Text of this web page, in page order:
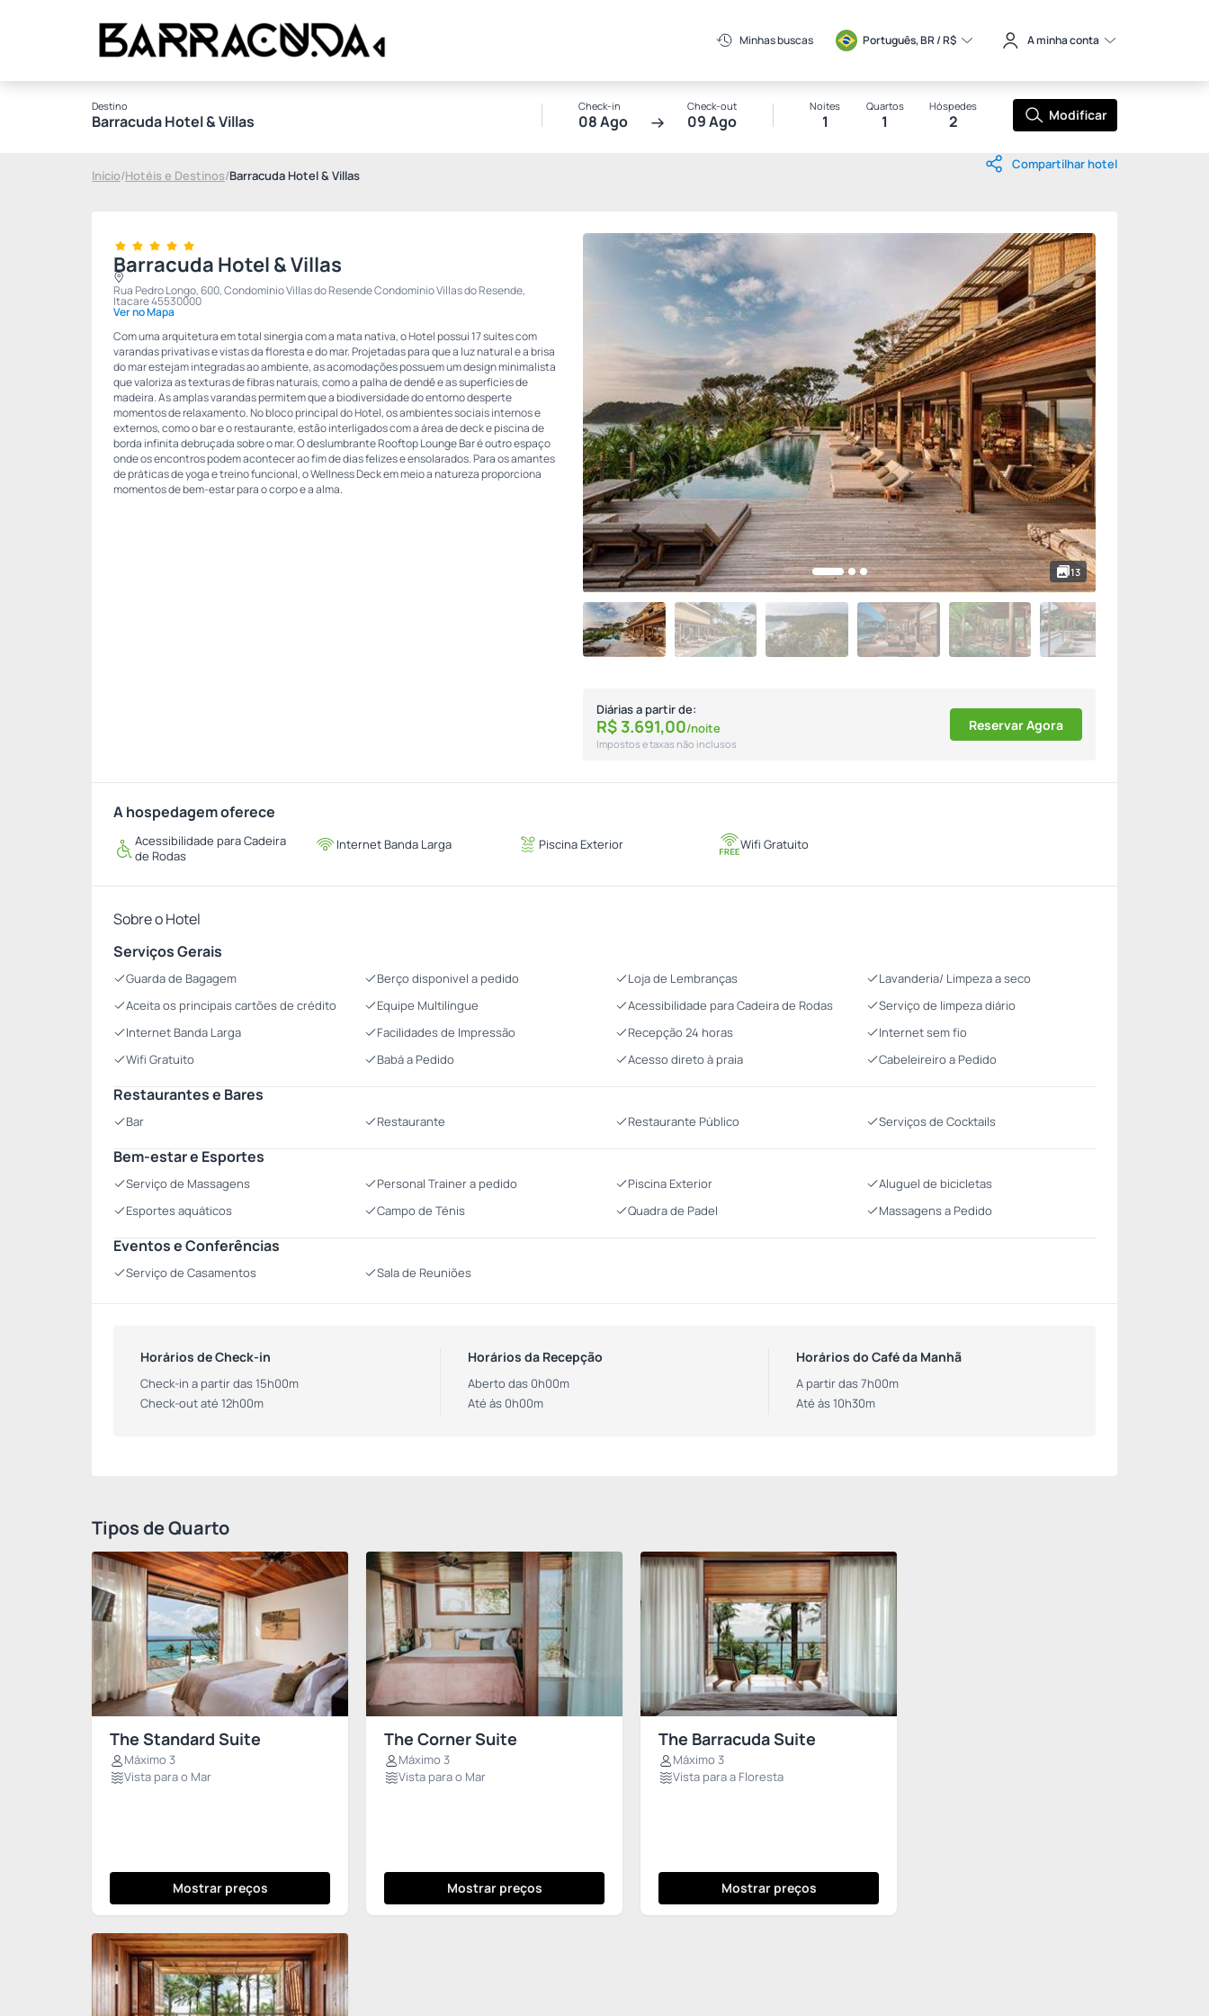
Minhas buscas Português, BR / R$ A minha conta
Destino
Barracuda Hotel & Villas
Check-in
08 Ago
Check-out
09 Ago
Noites
1
Quartos
1
Hóspedes
2 Modificar
Início/Hotéis e Destinos/Barracuda Hotel & Villas
Compartilhar hotel
Barracuda Hotel & Villas
Rua Pedro Longo, 600, Condomínio Villas do Resende Condomínio Villas do Resende,
Itacare 45530000
Ver no Mapa
Com uma arquitetura em total sinergia com a mata nativa, o Hotel possui 17 suítes com
varandas privativas e vistas da floresta e do mar. Projetadas para que a luz natural e a brisa
do mar estejam integradas ao ambiente, as acomodações possuem um design minimalista
que valoriza as texturas de fibras naturais, como a palha de dendê e as superfícies de
madeira. As amplas varandas permitem que a biodiversidade do entorno desperte
momentos de relaxamento. No bloco principal do Hotel, os ambientes sociais internos e
externos, como o bar e o restaurante, estão interligados com a área de deck e piscina de
borda infinita debruçada sobre o mar. O deslumbrante Rooftop Lounge Bar é outro espaço
onde os encontros podem acontecer ao fim de dias felizes e ensolarados. Para os amantes
de práticas de yoga e treino funcional, o Wellness Deck em meio a natureza proporciona
momentos de bem-estar para o corpo e a alma.
13
Diárias a partir de:
R$ 3.691,00/noite
Impostos e taxas não inclusos
Reservar Agora
A hospedagem oferece
Acessibilidade para Cadeira
de Rodas
Internet Banda Larga Piscina Exterior Wifi Gratuito
Sobre o Hotel
Serviços Gerais
Guarda de Bagagem Berço disponivel a pedido Loja de Lembranças
Lavanderia/ Limpeza a seco
Aceita os principais cartões de crédito
Equipe Multilíngue Acessibilidade para Cadeira de Rodas
Serviço de limpeza diário
Internet Banda Larga
Facilidades de Impressão Recepção 24 horas
Internet sem fio
Wifi Gratuito
Babá a Pedido Acesso direto à praia Cabeleireiro a Pedido
Restaurantes e Bares
Bar Restaurante Restaurante Público Serviços de Cocktails
Bem-estar e Esportes
Serviço de Massagens Personal Trainer a pedido Piscina Exterior
Aluguel de bicicletas
Esportes aquáticos
Campo de Ténis Quadra de Padel Massagens a Pedido
Eventos e Conferências
Serviço de Casamentos Sala de Reuniões
Horários de Check-in
Check-in a partir das 15h00m
Check-out até 12h00m
Horários da Recepção
Aberto das 0h00m
Até às 0h00m
Horários do Café da Manhã
A partir das 7h00m
Até às 10h30m
Tipos de Quarto
The Standard Suite
Máximo 3
Vista para o Mar
Mostrar preços
The Corner Suite
Máximo 3
Vista para o Mar
Mostrar preços
The Barracuda Suite
Máximo 3
Vista para a Floresta
Mostrar preços